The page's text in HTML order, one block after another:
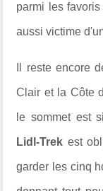
parmi les
aussi victime
Il reste encore
Clair et la Côte
le sommet est
Lidl-Trek est
garder les cinq